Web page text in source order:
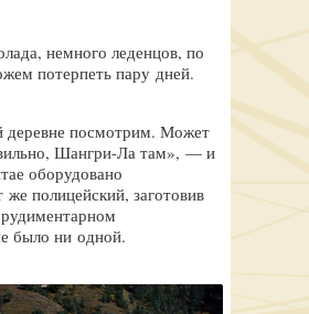
немного леденцов, по
потерпеть пару дней.
деревне посмотрим. Может
Шангри-Ла там», — и
оборудовано
полицейский, заготовив
было ни одной.